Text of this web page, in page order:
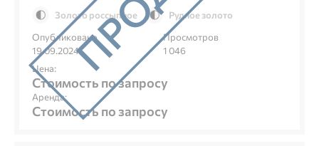
Золото россыпное
Рудное золото
Опубликовано
19.09.2024
Просмотров
1 046
Цена:
Стоимость по запросу
Аренда:
Стоимость по запросу